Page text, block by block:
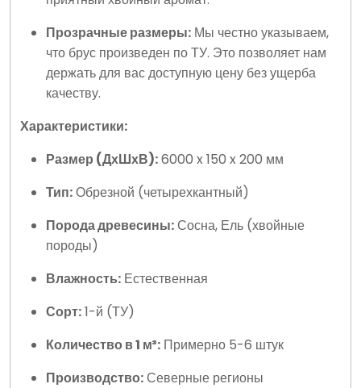
Прозрачные размеры: Мы честно указываем,
что брус произведен по ТУ. Это позволяет нам
держать для вас доступную цену без ущерба
качеству.
Характеристики:
Размер (ДхШхВ):6000 x 150 x 200 мм
Тип:Обрезной (четырехкантный)
Порода древесины:Сосна, Ель (хвойные
породы)
Влажность: Естественная
Сорт:1-й (ТУ)
Количество в 1 м³: Примерно 5-6 штук
Производство:Северные регионы